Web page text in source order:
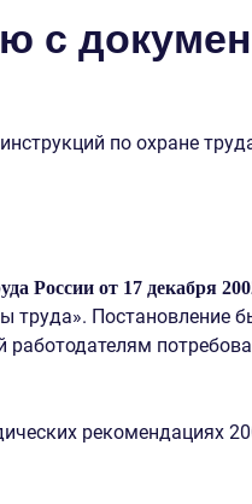
с
по охране
России от 17 декабря
труда». Постановление
рекомендациях